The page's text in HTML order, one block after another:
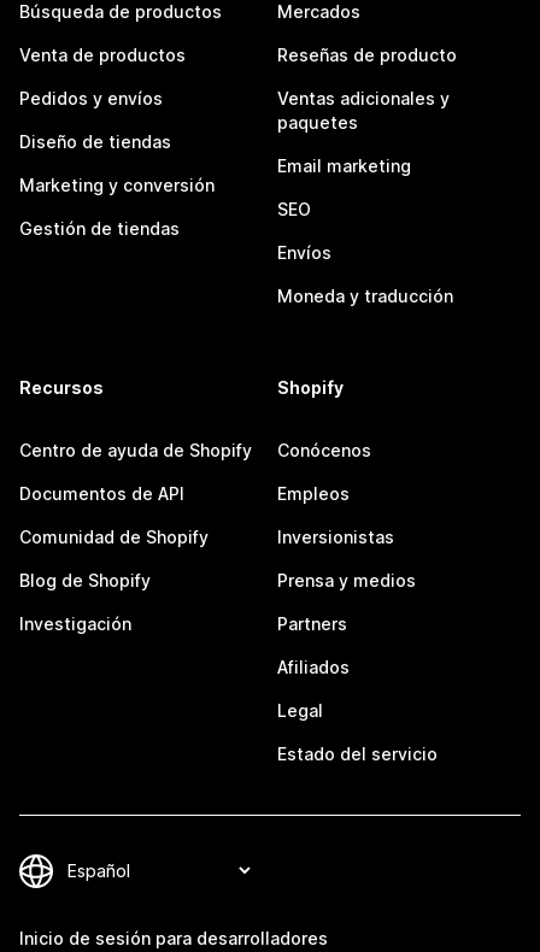
Búsqueda de productos
Venta de productos
Pedidos y envíos
Diseño de tiendas
Marketing y conversión
Gestión de tiendas
Mercados
Reseñas de producto
Ventas adicionales y
paquetes
Email marketing
SEO
Envíos
Moneda y traducción
Recursos
Centro de ayuda de Shopify
Documentos de API
Comunidad de Shopify
Blog de Shopify
Investigación
Shopify
Conócenos
Empleos
Inversionistas
Prensa y medios
Partners
Afiliados
Legal
Estado del servicio
Inicio de sesión para desarrolladores